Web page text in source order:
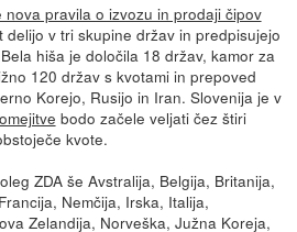
nova pravila o izvozu in prodaji čipov
delijo v tri skupine držav in predpisujejo
hiša je določila 18 držav, kamor za
120 držav s kvotami in prepoved
Korejo, Rusijo in Iran. Slovenija je v
omejitve bodo začele veljati čez štiri
kvote.
ZDA še Avstralija, Belgija, Britanija,
Nemčija, Irska, Italija,
Zelandija, Norveška, Južna Koreja,